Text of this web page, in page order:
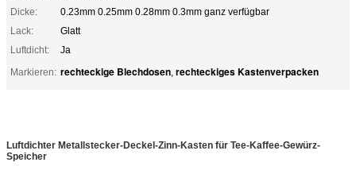
Dicke:
0.23mm 0.25mm 0.28mm 0.3mm ganz verfügbar
Lack:
Glatt
Luftdicht:
Ja
Markieren: rechteckige Blechdosen, rechteckiges Kastenverpacken
Luftdichter Metallstecker-Deckel-Zinn-Kasten für Tee-Kaffee-Gewürz-
Speicher